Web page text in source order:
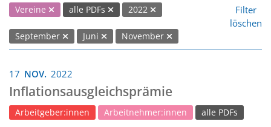
Vereine alle PDFs 2022
September Juni November
Filter
löschen
17 NOV. 2022
Inflationsausgleichsprämie
Arbeitgeber:innen Arbeitnehmer:innen alle PDFs